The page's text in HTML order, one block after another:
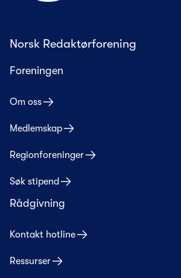
Norsk Redaktørforening
Foreningen
Om oss
Medlemskap
Regionforeninger
Søk stipend
Rådgivning
Kontakt hotline
Ressurser